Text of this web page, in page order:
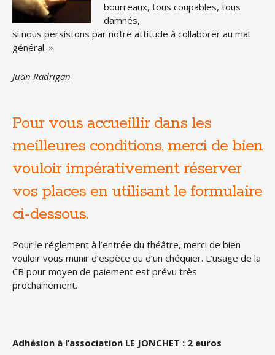
bourreaux, tous coupables, tous
damnés,
si nous persistons par notre attitude à collaborer au mal
général. »
Juan Radrigan
Pour vous accueillir dans les
meilleures conditions, merci de bien
vouloir impérativement réserver
vos places en utilisant le formulaire
ci-dessous.
Pour le réglement à l’entrée du théâtre, merci de bien
vouloir vous munir d’espèce ou d’un chéquier. L’usage de la
CB pour moyen de paiement est prévu très
prochainement.
Adhésion à l’association LE JONCHET : 2 euros